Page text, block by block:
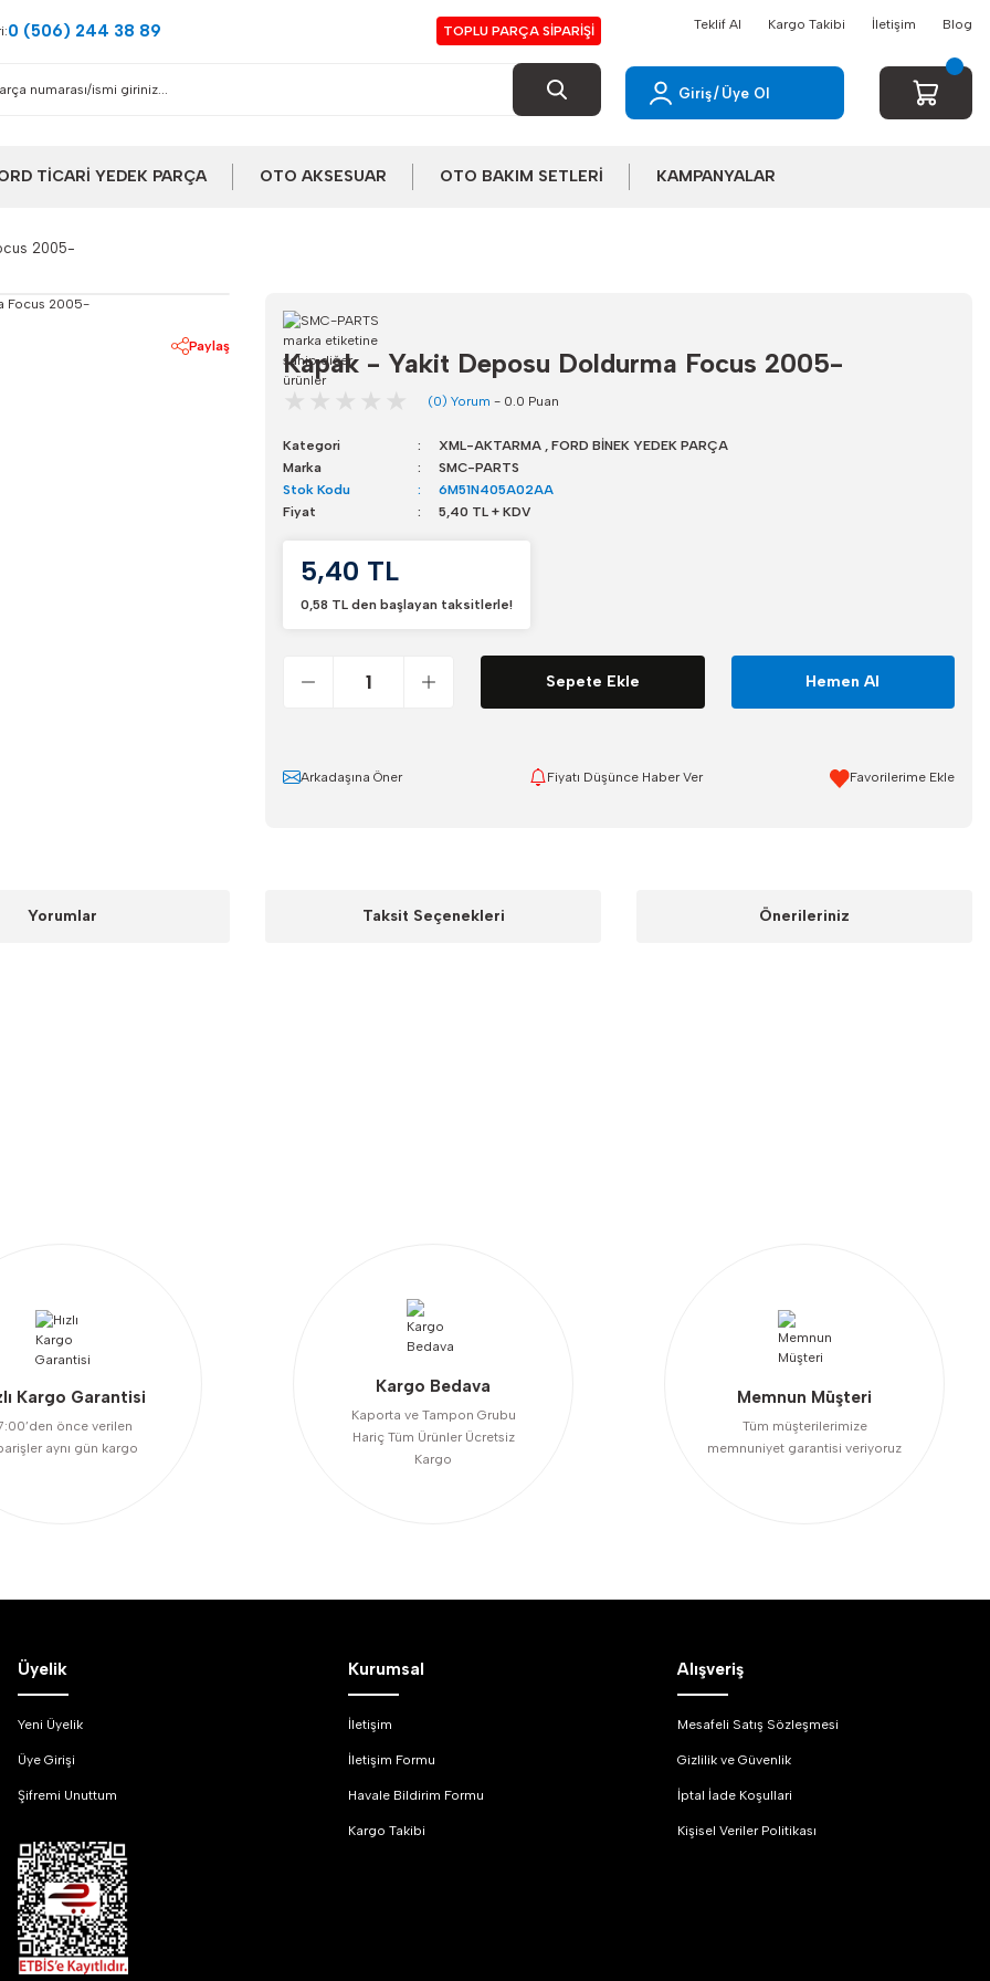
0 (506) 244 38 89 TOPLU PARÇA SİPARİŞİ Teklif Al Kargo Takibi İletişim Blog
Giriş/ Üye Ol
TİCARİ YEDEK PARÇA OTO AKSESUAR OTO BAKIM SETLERİ KAMPANYALAR
2005-
Paylaş
Kapak - Yakit Deposu Doldurma Focus 2005-
(0) Yorum - 0.0 Puan
Kategori XML-AKTARMA , FORD BİNEK YEDEK PARÇA
Marka
SMC-PARTS
Stok Kodu
6M51N405A02AA
Fiyat
5,40 TL + KDV
5,40 TL
0,58 TL den başlayan taksitlerle!
Sepete Ekle Hemen Al
Arkadaşına Öner Fiyatı Düşünce Haber Ver
Yorumlar Taksit Seçenekleri Önerileriniz
Kargo Garantisi
önce verilen
aynı gün kargo
Kargo Bedava
Kaporta ve Tampon Grubu
Hariç Tüm Ürünler Ücretsiz
Kargo
Memnun Müşteri
Tüm müşterilerimize
memnuniyet garantisi veriyoruz
Üyelik
Yeni Üyelik
Üye Girişi
Şifremi Unuttum
Kurumsal
İletişim
İletişim Formu
Havale Bildirim Formu
Kargo Takibi
Alışveriş
Mesafeli Satış Sözleşmesi
Gizlilik ve Güvenlik
İptal İade Koşullari
Kişisel Veriler Politikası